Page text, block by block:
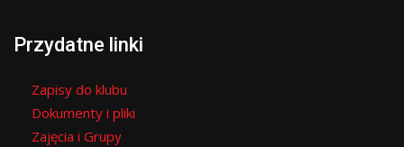
Przydatne linki
Zapisy do klubu
Dokumenty i pliki
Zajęcia i Grupy